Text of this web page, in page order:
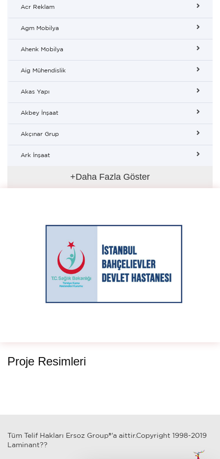
Acr Reklam
Agm Mobilya
Ahenk Mobilya
Aig Mühendislik
Akas Yapı
Akbey İnşaat
Akçınar Grup
Ark İnşaat
+Daha Fazla Göster
Proje Resimleri
Tüm Telif Hakları Ersoz Group®'a aittir.Copyright 1998-2019
Laminant??